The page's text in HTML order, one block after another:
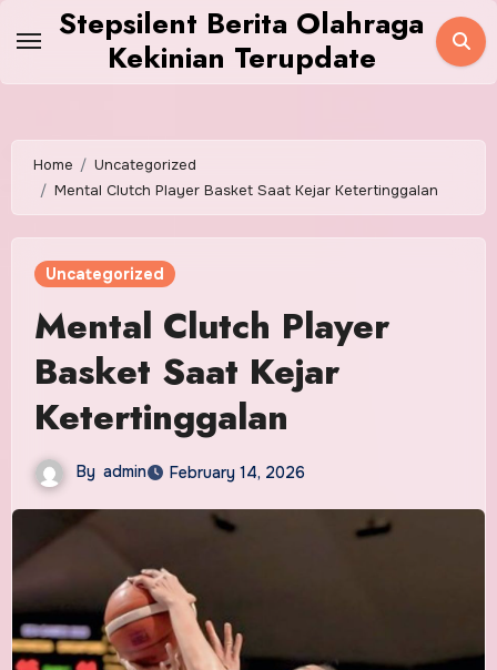
Stepsilent Berita Olahraga
Kekinian Terupdate
Home
Uncategorized
Mental Clutch Player Basket Saat Kejar Ketertinggalan
Uncategorized
Mental Clutch Player
Basket Saat Kejar
Ketertinggalan
By admin February 14, 2026